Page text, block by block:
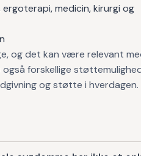
medicin, kirurgi og
og det kan være relevant
forskellige
og støtte i hverdagen.